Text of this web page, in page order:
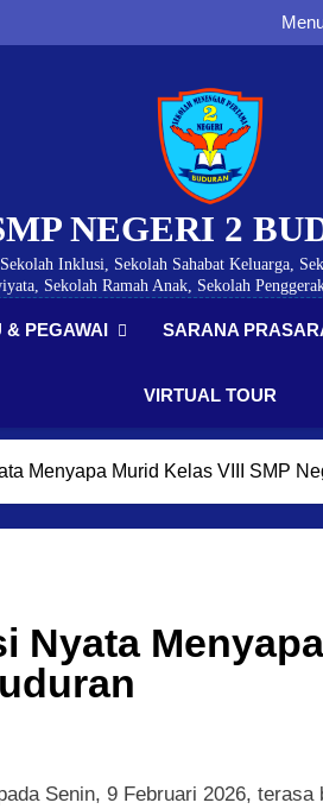
NEGERI 2
Inklusi, Sekolah Sahabat Keluarga,
Sekolah Ramah Anak, Sekolah
& PEGAWAI SARANA
VIRTUAL TOUR
Menyapa Murid Kelas VIII SMP
Nyata
Senin, 9 Februari 2026, terasa